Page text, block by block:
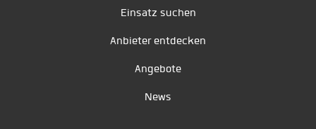
Einsatz suchen
Anbieter entdecken
Angebote
News